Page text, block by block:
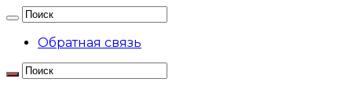
Обратная связь